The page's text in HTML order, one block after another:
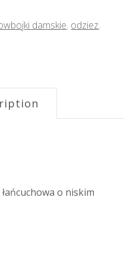
damskie, odziez,
o niskim